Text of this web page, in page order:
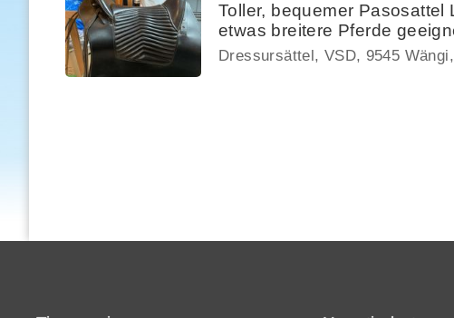
Toller, bequemer
etwas breitere Pferde
Dressursättel, VSD 9545 Wängi